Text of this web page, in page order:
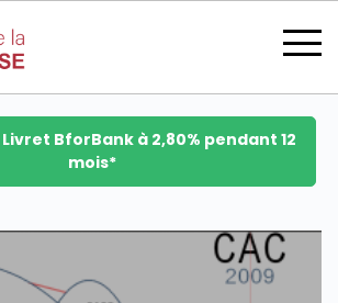
se connecter
BforBank à 2,80% pendant 12
mois*